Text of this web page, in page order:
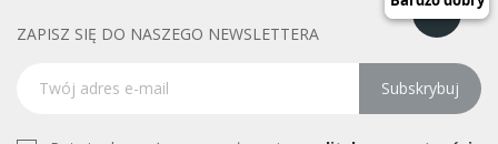
ZAPISZ SIĘ DO NASZEGO NEWSLETTERA
Subskrybuj